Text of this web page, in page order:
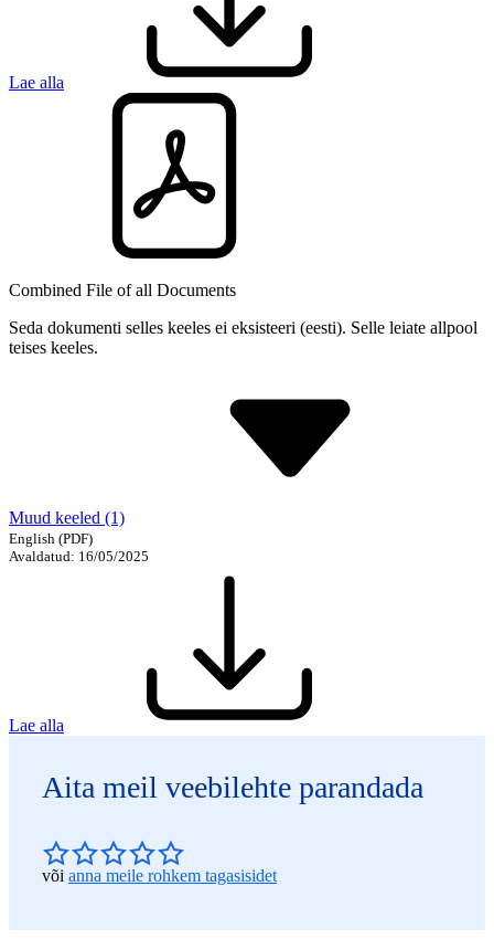
Lae alla
Combined File of all Documents
Seda dokumenti selles keeles ei eksisteeri (eesti). Selle leiate allpool
teises keeles.
Muud keeled (1)
English (PDF)
Avaldatud: 16/05/2025
Lae alla
Aita meil veebilehte parandada
või anna meile rohkem tagasisidet